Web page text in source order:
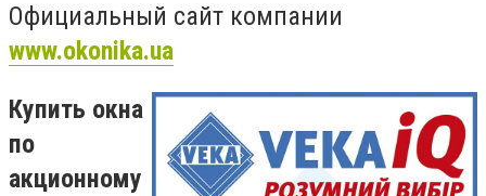
Официальный сайт компании
www.okonika.ua
Купить окна
по
акционному